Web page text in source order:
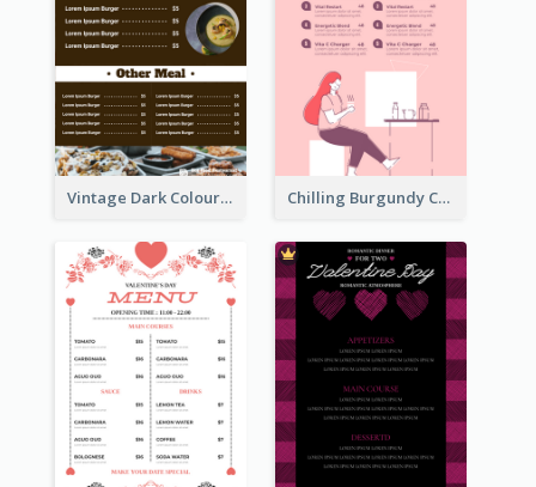
Vintage Dark Colour Tone Menu Of Western Restaurant Chilling Burgundy Coffee And Bakery Menu Design